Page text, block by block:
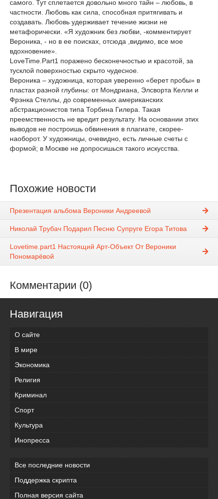
самого. Тут сплетается довольно много тайн – любовь, в
частности. Любовь как сила, способная притягивать и
создавать. Любовь удерживает течение жизни не
метафорически. «Я художник без любви, -комментирует
Вероника, - но в ее поисках, отсюда ,видимо, все мое
вдохновение».
LoveTime.Part1 поражено бесконечностью и красотой, за
тусклой поверхностью скрыто чудесное.
Вероника – художница, которая уверенно «берет пробы» в
пластах разной глубины: от Мондриана, Элсворта Келли и
Фрэнка Стеллы, до современных американских
aбстракционистов типа Торбина Гилера. Такая
преемственность не вредит результату. На основании этих
выводов не построишь обвинения в плагиате, скорее-
наоборот. У художницы, очевидно, есть личные счеты с
формой; в Москве не допросишься такого искусства.
Похожие новости
Презентация альбома Вероники Андреевой
Николай Трубач Подарил Песню Супруге Егора Титова
Lovetime.part1 Настоящий Арт-Объект От Вероники
Пономарёвой
Комментарии (0)
Навигация
О сайте
В мире
Экономика
Религия
Криминал
Спорт
Культура
Инопресса
Все последние новости
Поддержка скрипта
Полная версия сайта